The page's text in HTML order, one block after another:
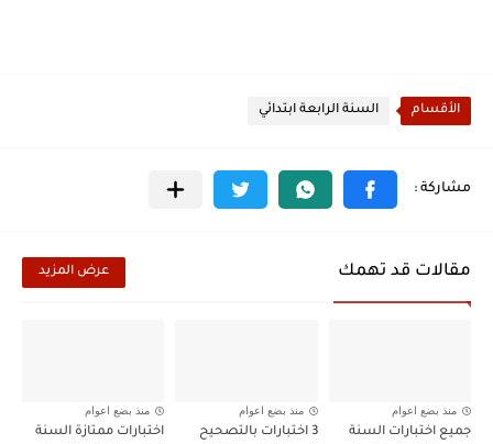
الأقسام السنة الرابعة ابتدائي
مقالات قد تهمك عرض المزيد
منذ بضع اعوام
جميع اختبارات السنة
منذ بضع اعوام
3 اختبارات بالتصحيح
منذ بضع اعوام
اختبارات ممتازة السنة